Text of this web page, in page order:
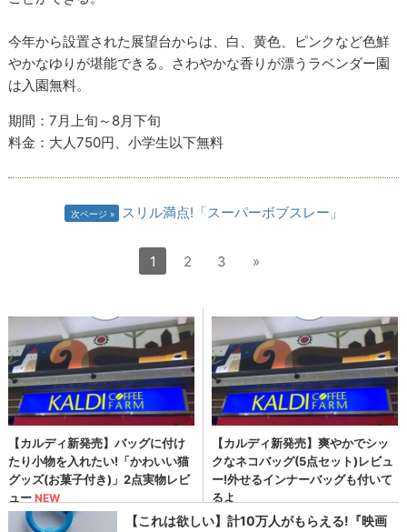
今年から設置された展望台からは、白、黄色、ピンクなど色鮮
やかなゆりが堪能できる。さわやかな香りが漂うラベンダー園
は入園無料。
期間：7月上旬～8月下旬
料金：大人750円、小学生以下無料
次ページ スリル満点!「スーパーボブスレー」
1 2 3 »